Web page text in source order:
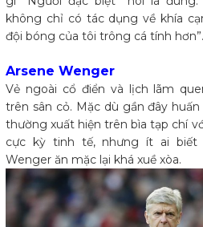
không chỉ có tác dụng về khía
đội bóng của tôi trông cá tính hơn”.
Arsene Wenger
Vẻ ngoài cổ điển và lịch lãm
trên sân cỏ. Mặc dù gần đây
thường xuất hiện trên bìa tạp chí
cực kỳ tinh tế, nhưng ít ai biết
Wenger ăn mặc lại khá xuề xòa.